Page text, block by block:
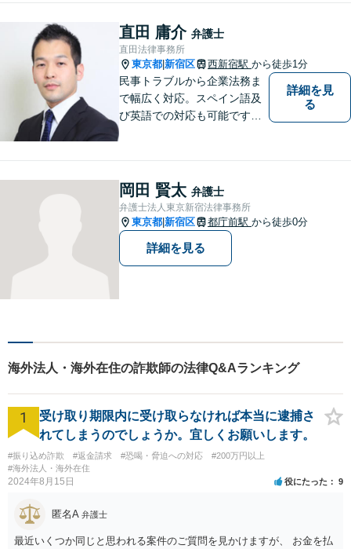
う日々精進して参ります。
【夜間や休日相談も対応可
能】【メール・WEB面談可】
直田 庸介 弁護士
直田法律事務所
東京都 新宿区 西新宿駅 から徒歩1分
民事トラブルから企業法務ま
で幅広く対応。スペイン語及
び英語での対応も可能です。
っております。
詳細を見
る
岡田 賢太 弁護士
弁護士法人東京新宿法律事務所
東京都 新宿区 都庁前駅 から徒歩0分
詳細を見る
海外法人・海外在住の詐欺師の法律Q&Aランキング
1
受け取り期限内に受け取らなければ本当に逮捕さ
れてしまうのでしょうか。宜しくお願いします。
#振り込め詐欺 #返金請求 #恐喝・脅迫への対応
#200万円以上
#海外法人・海外在住
2024年8月15日 役にたった 9
匿名A 弁護士
最近いくつか同じと思われる案件のご質問を見かけますが、 お金を払